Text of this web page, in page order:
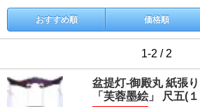
おすすめ順 価格順
1-2 / 2
盆提灯-御殿丸 紙張
「芙蓉墨絵」 尺五(